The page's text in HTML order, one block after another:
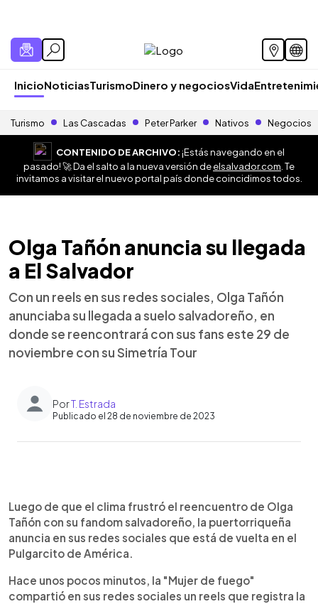
InicioNoticiasTurismoDinero y negociosVida
Turismo Las Cascadas Peter Parker Nativos Negocios
CONTENIDO DE ARCHIVO:¡Estás navegando en el
pasado! 🚀 Da el salto a la nueva versión deelsalvador.com . Te
invitamos a visitar el nuevo portal país donde coincidimos todos.
Olga Tañón anuncia su llegada
a El Salvador
Con un reels en sus redes sociales, Olga Tañón
anunciaba su llegada a suelo salvadoreño, en
donde se reencontrará con sus fans este 29 de
noviembre con su Simetría Tour
PorT. Estrada
Publicado el 28 de noviembre de 2023
► Escuchar artículo
Luego de que el clima frustró el reencuentro de Olga
Tañón con su fandom salvadoreño, la puertorriqueña
anuncia en sus redes sociales que está de vuelta en el
Pulgarcito de América.
Hace unos pocos minutos, la "Mujer de fuego"
compartió en sus redes sociales un reels que registra la